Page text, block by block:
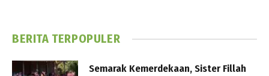
BERITA TERPOPULER
Semarak Kemerdekaan, Sister Fillah